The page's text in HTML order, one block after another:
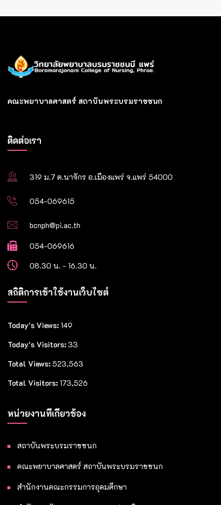
คณะพยาบาลศาสตร์ สถาบันพระบรมราชชนก
ติดต่อเรา
319 ม.7 ต.นาจักร อ.เมืองแพร่ จ.แพร่ 54000
054-069615
bcnph@pi.ac.th
054-069616
08.30 น. - 16.30 น.
สถิติการเข้าใช้งานเว็บไซต์
Today's Views: 149
Today's Visitors: 33
Total Views: 523,563
Total Visitors: 173,526
หน่วยงานที่เกี่ยวข้อง
สถาบันพระบรมราชชนก
คณะพยาบาลศาสตร์ สถาบันพระบรมราชชนก
สำนักงานคณะกรรมการอุดมศึกษา